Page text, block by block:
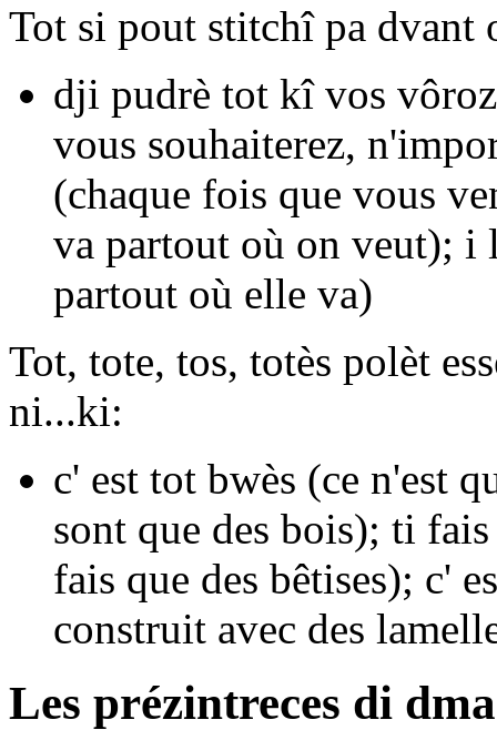
Tot si pout stitchî pa dvant
dji pudrè tot kî vos vôroz
vous souhaiterez,
(chaque fois que vous
va partout où on veut); i
partout où elle va)
Tot, tote, tos, totès polèt
ni...ki:
c' est tot bwès (ce n'est
sont que des bois); ti fais
fais que des bêtises); c'
construit avec des
Les prézintreces di